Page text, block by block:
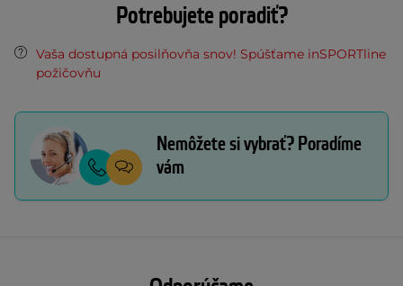
Potrebujete poradiť?
Vaša dostupná posilňovňa snov! Spúšťame inSPORTline
požičovňu
Nemôžete si vybrať? Poradíme
vám